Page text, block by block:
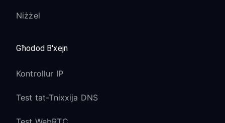
Niżżel
Għodod B'xejn
Kontrollur IP
Test tat-Tnixxija DNS